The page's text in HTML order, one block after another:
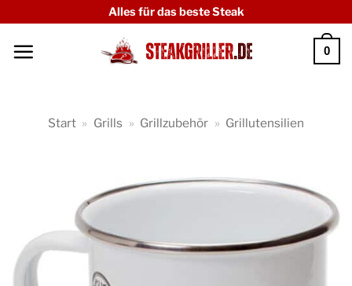
springen
Alles für das beste Steak
0
Start » Grills » Grillzubehör » Grillutensilien